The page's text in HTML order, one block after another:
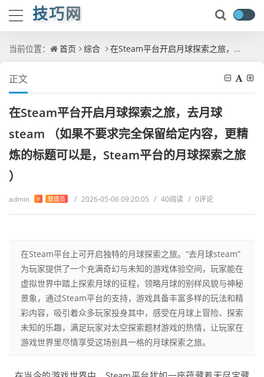
技巧网
当前位置： 首页 综合 在Steam平台开启月球探索之旅，去月球steam （如果不要求完全保留给定内容，更精炼的标题可以是，Steam平台的月球探索之旅 ）
正文
在Steam平台开启月球探索之旅，去月球
steam （如果不要求完全保留给定内容，更精
炼的标题可以是，Steam平台的月球探索之旅
）
admin V 管理员 / 2026-05-06 09:20:05 / 40阅读 / 0评论
在Steam平台上可开启独特的月球探索之旅。“去月球steam”
为玩家提供了一个充满奇幻与未知的游戏体验空间，玩家能在
虚拟世界中踏上探索月球的征程，领略月球的别样风貌与神秘
景象，通过Steam平台的支持，游戏具备丰富多样的玩法和精
彩内容，吸引着众多玩家投身其中，感受在月球上冒险、探索
未知的乐趣，满足玩家对太空探索题材游戏的热情，让玩家在
游戏世界里尽情享受这场别具一格的月球探索之旅。